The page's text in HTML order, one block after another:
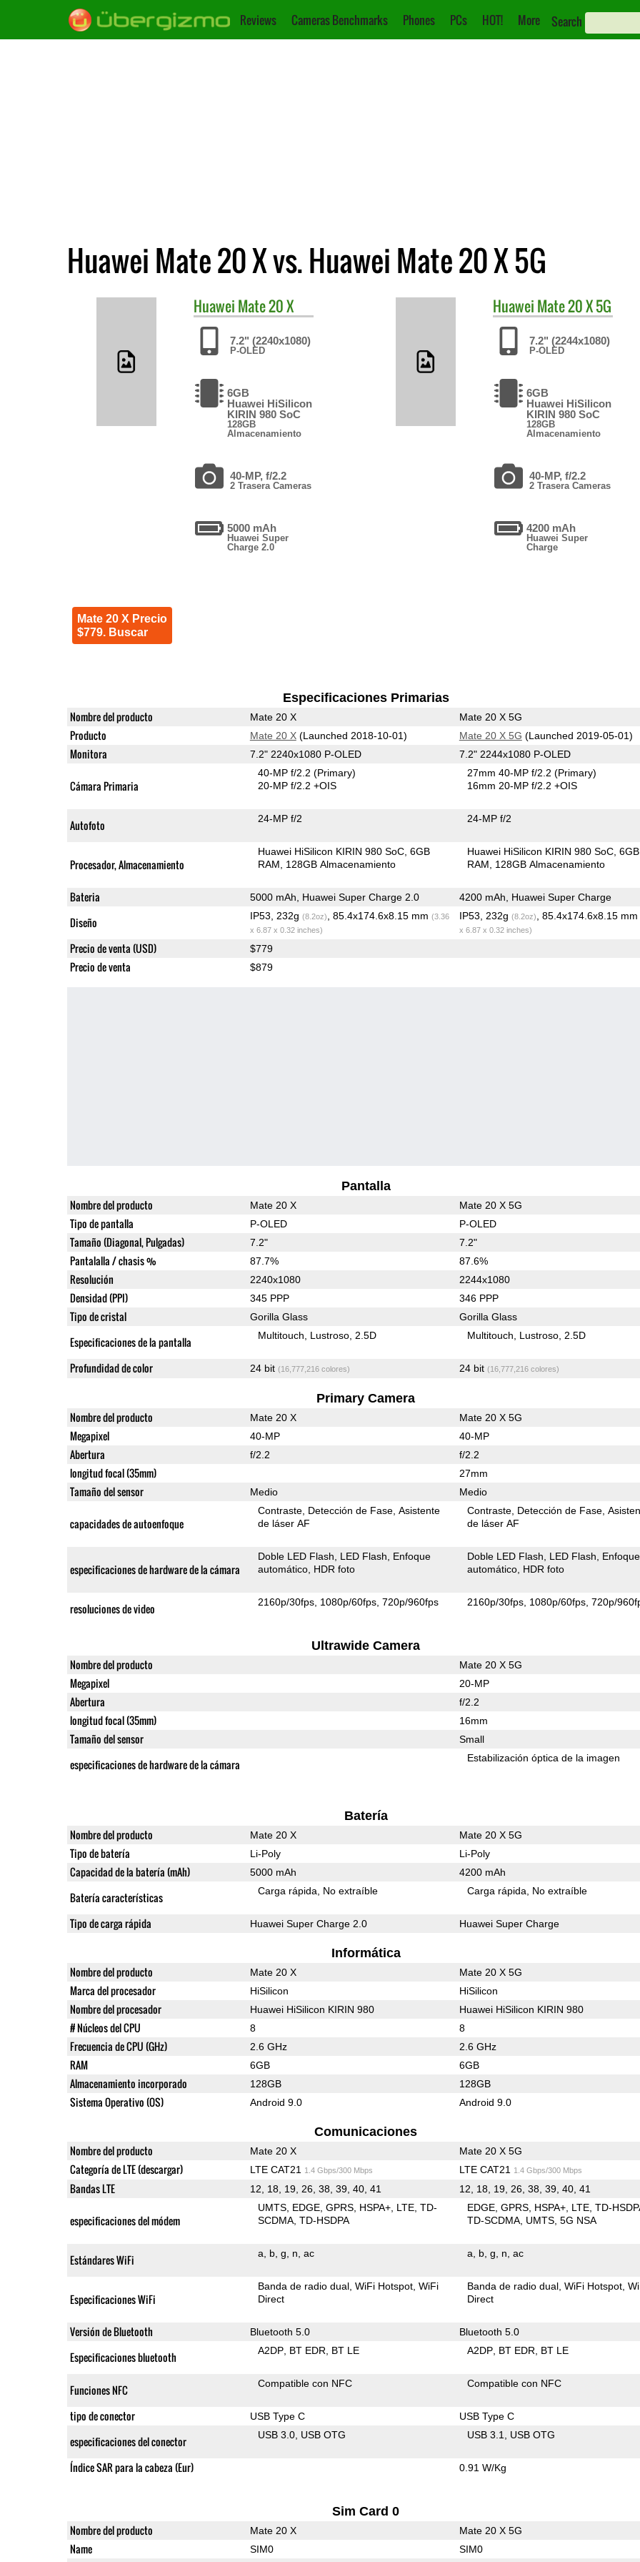
Reviews Cameras Benchmarks Phones PCs HOT! More Search
Huawei Mate 20 X vs. Huawei Mate 20 X 5G
Huawei Mate 20 X
7.2" (2240x1080)
P-OLED
6GB
Huawei HiSilicon
KIRIN 980 SoC
128GB
Almacenamiento
40-MP, f/2.2
2 Trasera Cameras
5000 mAh
Huawei Super
Charge 2.0
Mate 20 X Precio
$779. Buscar
Huawei Mate 20 X 5G
7.2" (2244x1080)
P-OLED
6GB
Huawei HiSilicon
KIRIN 980 SoC
128GB
Almacenamiento
40-MP, f/2.2
2 Trasera Cameras
4200 mAh
Huawei Super
Charge
Especificaciones Primarias
Nombre del producto Mate 20 X Mate 20 X 5G
Producto Mate 20 X(Launched 2018-10-01) Mate 20 X 5G (Launched 2019-05-01)
Monitora 7.2" 2240x1080 P-OLED 7.2" 2244x1080 P-OLED
Cámara Primaria
40-MP f/2.2(Primary)
20-MP f/2.2 +OIS
27mm 40-MP f/2.2(Primary)
16mm 20-MP f/2.2 +OIS
Autofoto 24-MP f/2 24-MP f/2
Procesador, Almacenamiento
Huawei HiSilicon KIRIN 980 SoC 6GB
RAM
128GB Almacenamiento
Huawei HiSilicon KIRIN 980 SoC 6GB
RAM
128GB Almacenamiento
Bateria 5000 mAh, Huawei Super Charge 2.0 4200 mAh, Huawei Super Charge
Diseño IP53, 232g (8.2oz) , 85.4x174.6x8.15 mm (3.36
x 6.87 x 0.32 inches)
IP53, 232g (8.2oz) , 85.4x174.6x8.15 mm
x 6.87 x 0.32 inches)
Precio de venta (USD) $779
Precio de venta $879
Pantalla
Nombre del producto Mate 20 X Mate 20 X 5G
Tipo de pantalla P-OLED P-OLED
Tamaño (Diagonal, Pulgadas) 7.2" 7.2"
Pantalalla / chasis % 87.7% 87.6%
Resolución 2240x1080 2244x1080
Densidad (PPI) 345 PPP 346 PPP
Tipo de cristal Gorilla Glass Gorilla Glass
Especificaciones de la pantalla Multitouch Lustroso 2.5D Multitouch Lustroso 2.5D
Profundidad de color 24 bit (16,777,216 colores) 24 bit (16,777,216 colores)
Primary Camera
Nombre del producto Mate 20 X Mate 20 X 5G
Megapixel 40-MP 40-MP
Abertura f/2.2 f/2.2
longitud focal (35mm) 27mm
Tamaño del sensor Medio Medio
capacidades de autoenfoque
Contraste Detección de Fase Asistente
de láser AF
Contraste Detección de Fase
de láser AF
especificaciones de hardware de la cámara
Doble LED Flash LED Flash
Enfoque
automático HDR foto
Doble LED Flash LED Flash
Enfoque
automático HDR foto
resoluciones de video 2160p/30fps 1080p/60fps 720p/960fps 2160p/30fps 1080p/60fps 720p/
Ultrawide Camera
Nombre del producto Mate 20 X 5G
Megapixel 20-MP
Abertura f/2.2
longitud focal (35mm) 16mm
Tamaño del sensor Small
especificaciones de hardware de la cámara Estabilización óptica de la imagen
Batería
Nombre del producto Mate 20 X Mate 20 X 5G
Tipo de batería Li-Poly Li-Poly
Capacidad de la batería (mAh) 5000 mAh 4200 mAh
Batería características Carga rápida No extraíble Carga rápida No extraíble
Tipo de carga rápida Huawei Super Charge 2.0 Huawei Super Charge
Informática
Nombre del producto Mate 20 X Mate 20 X 5G
Marca del procesador HiSilicon HiSilicon
Nombre del procesador Huawei HiSilicon KIRIN 980 Huawei HiSilicon KIRIN 980
# Núcleos del CPU 8 8
Frecuencia de CPU (GHz) 2.6 GHz 2.6 GHz
RAM 6GB 6GB
Almacenamiento incorporado 128GB 128GB
Sistema Operativo (OS) Android 9.0 Android 9.0
Comunicaciones
Nombre del producto Mate 20 X Mate 20 X 5G
Categoría de LTE (descargar) LTE CAT21 1.4 Gbps/300 Mbps LTE CAT21 1.4 Gbps/300 Mbps
Bandas LTE 12, 18, 19, 26, 38, 39, 40, 41 12, 18, 19, 26, 38, 39, 40, 41
especificaciones del módem
UMTS EDGE GPRS HSPA+ LTE TD-
SCDMA TD-HSDPA
EDGE GPRS HSPA+ LTE TD-
TD-SCDMA UMTS 5G NSA
Estándares WiFi a b g n ac a b g n ac
Especificaciones WiFi
Banda de radio dual WiFi Hotspot WiFi
Direct
Banda de radio dual WiFi Hotspot
Direct
Versión de Bluetooth Bluetooth 5.0 Bluetooth 5.0
Especificaciones bluetooth A2DP BT EDR BT LE A2DP BT EDR BT LE
Funciones NFC Compatible con NFC Compatible con NFC
tipo de conector USB Type C USB Type C
especificaciones del conector USB 3.0 USB OTG USB 3.1 USB OTG
Índice SAR para la cabeza (Eur) 0.91 W/Kg
Sim Card 0
Nombre del producto Mate 20 X Mate 20 X 5G
Name SIM0 SIM0